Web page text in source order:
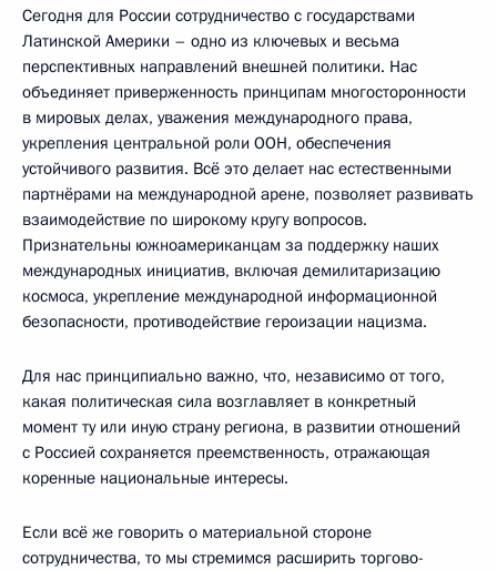
Сегодня для России сотрудничество с государствами
Латинской Америки – одно из ключевых и весьма
перспективных направлений внешней политики. Нас
объединяет приверженность принципам многосторонности
в мировых делах, уважения международного права,
укрепления центральной роли ООН, обеспечения
устойчивого развития. Всё это делает нас естественными
партнёрами на международной арене, позволяет развивать
взаимодействие по широкому кругу вопросов.
Признательны южноамериканцам за поддержку наших
международных инициатив, включая демилитаризацию
космоса, укрепление международной информационной
безопасности, противодействие героизации нацизма.
Для нас принципиально важно, что, независимо от того,
какая политическая сила возглавляет в конкретный
момент ту или иную страну региона, в развитии отношений
с Россией сохраняется преемственность, отражающая
коренные национальные интересы.
Если всё же говорить о материальной стороне
сотрудничества, то мы стремимся расширить торгово-